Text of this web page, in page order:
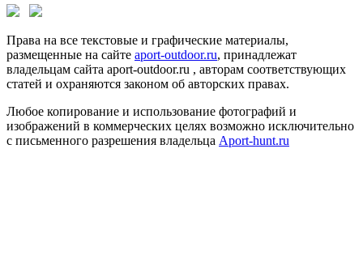
Права на все текстовые и графические материалы,
размещенные на сайте aport-outdoor.ru, принадлежат
владельцам сайта aport-outdoor.ru , авторам соответствующих
статей и охраняются законом об авторских правах.
Любое копирование и использование фотографий и
изображений в коммерческих целях возможно исключительно
с письменного разрешения владельца Aport-hunt.ru